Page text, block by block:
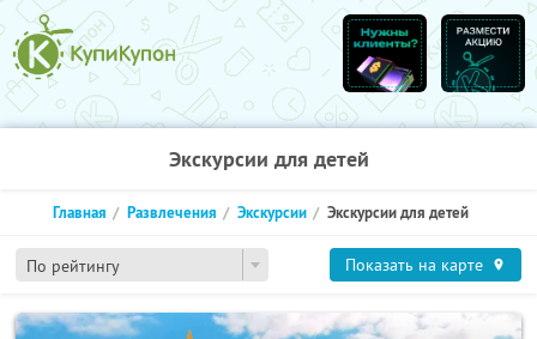
Экскурсии для детей
По рейтингу
Главная Развлечения Экскурсии Экскурсии для детей
Показать на карте